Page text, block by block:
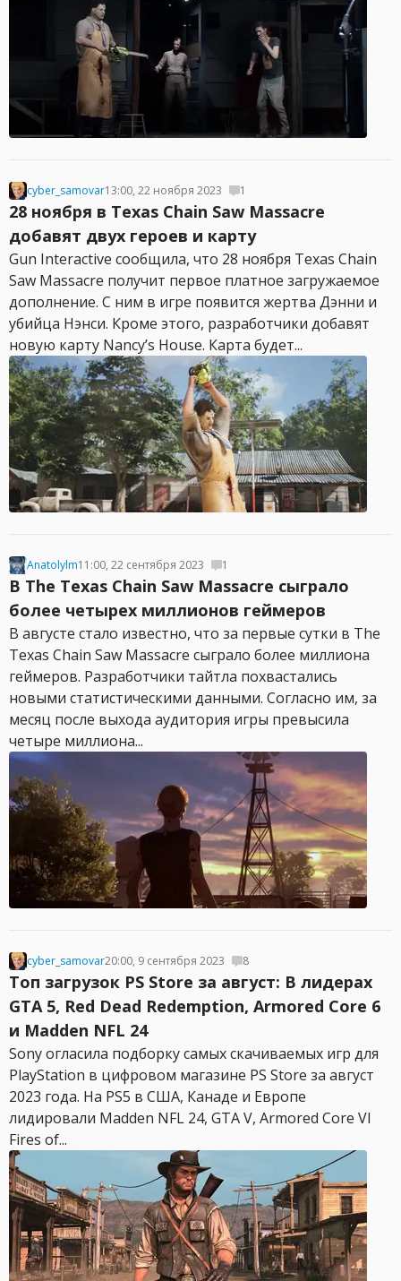
cyber_samovar13:00, 22 ноября 2023 1
28 ноября в Texas Chain Saw Massacre
добавят двух героев и карту
Gun Interactive сообщила, что 28 ноября Texas Chain
Saw Massacre получит первое платное загружаемое
дополнение. С ним в игре появится жертва Дэнни и
убийца Нэнси. Кроме этого, разработчики добавят
новую карту Nancy’s House. Карта будет...
Anatolylm11:00, 22 сентября 2023 1
В The Texas Chain Saw Massacre сыграло
более четырех миллионов геймеров
В августе стало известно, что за первые сутки в The
Texas Chain Saw Massacre сыграло более миллиона
геймеров. Разработчики тайтла похвастались
новыми статистическими данными. Согласно им, за
месяц после выхода аудитория игры превысила
четыре миллиона...
cyber_samovar20:00, 9 сентября 2023 8
Топ загрузок PS Store за август: В лидерах
GTA 5, Red Dead Redemption, Armored Core 6
и Madden NFL 24
Sony огласила подборку самых скачиваемых игр для
PlayStation в цифровом магазине PS Store за август
2023 года. На PS5 в США, Канаде и Европе
лидировали Madden NFL 24, GTA V, Armored Core VI
Fires of...